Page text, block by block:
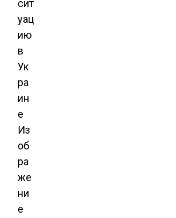
Из
об
ра
же
ни
е